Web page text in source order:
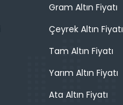
Gram Altın Fiyatı
Çeyrek Altın Fiyatı
Tam Altın Fiyatı
Yarım Altın Fiyatı
Ata Altın Fiyatı